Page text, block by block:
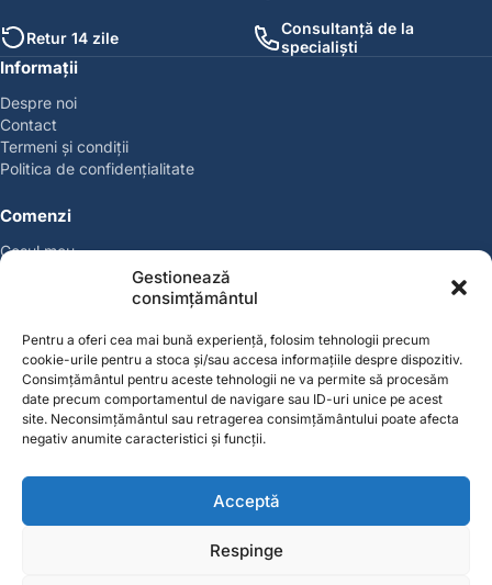
Gestionează
consimțământul
Pentru a oferi cea mai bună experiență, folosim tehnologii precum
cookie-urile pentru a stoca și/sau accesa informațiile despre dispozitiv.
Consimțământul pentru aceste tehnologii ne va permite să procesăm
date precum comportamentul de navigare sau ID-uri unice pe acest
site. Neconsimțământul sau retragerea consimțământului poate afecta
negativ anumite caracteristici și funcții.
Acceptă
Respinge
Retur 14 zile
Consultanță de la
specialiști
Informații
Despre noi
Contact
Termeni și condiții
Politica de confidențialitate
Comenzi
Coșul meu
Cont
Contul meu
Favorite
Magazin